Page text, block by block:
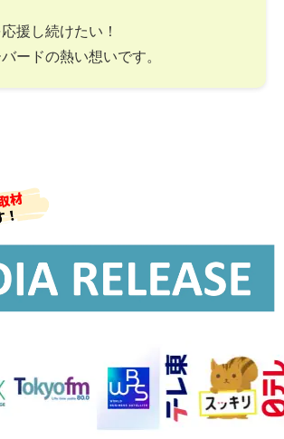
援し続けたい！
ードの熱い想いです。